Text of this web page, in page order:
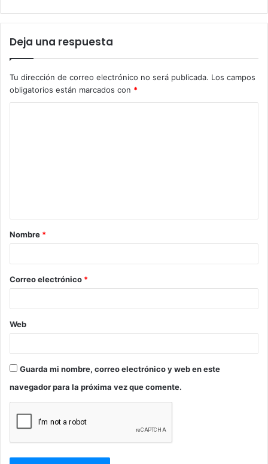
Deja una respuesta
Tu dirección de correo electrónico no será publicada. Los campos
obligatorios están marcados con *
a
r
*
Nombre *
Correo electrónico *
Web
Guarda mi nombre, correo electrónico y web en este
navegador para la próxima vez que comente.